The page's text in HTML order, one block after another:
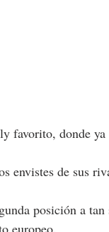
favorito, donde
envistes de sus
posición a tan
europeo.